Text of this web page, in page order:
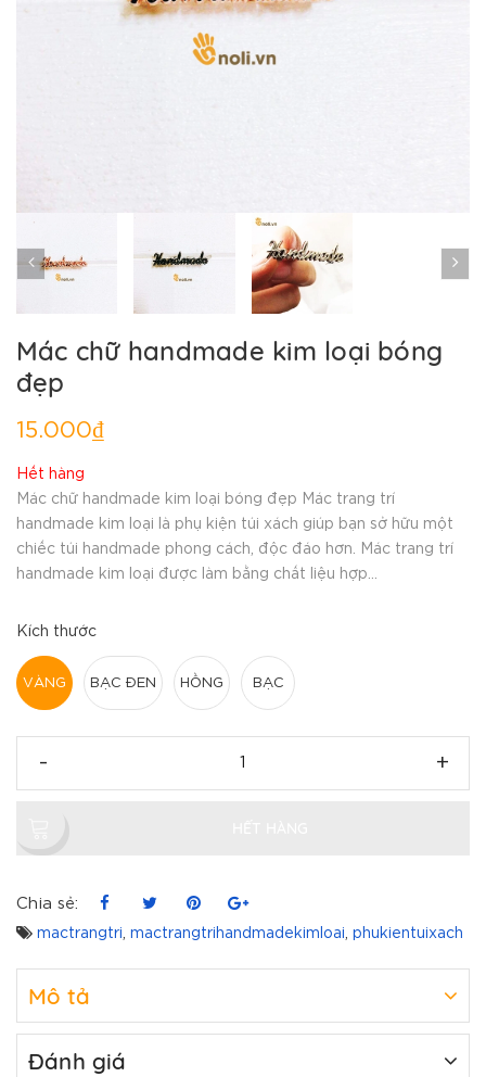
Mác chữ handmade kim loại bóng
đẹp
15.000₫
Hết hàng
Mác chữ handmade kim loại bóng đẹp Mác trang trí
handmade kim loại là phụ kiện túi xách giúp bạn sở hữu một
chiếc túi handmade phong cách, độc đáo hơn. Mác trang trí
handmade kim loại được làm bằng chất liệu hợp...
Kích thước
VÀNG BẠC ĐEN HỒNG BẠC
- +
Chia sẻ:
mactrangtri mactrangtrihandmadekimloai phukientuixach
Mô tả
Đánh giá